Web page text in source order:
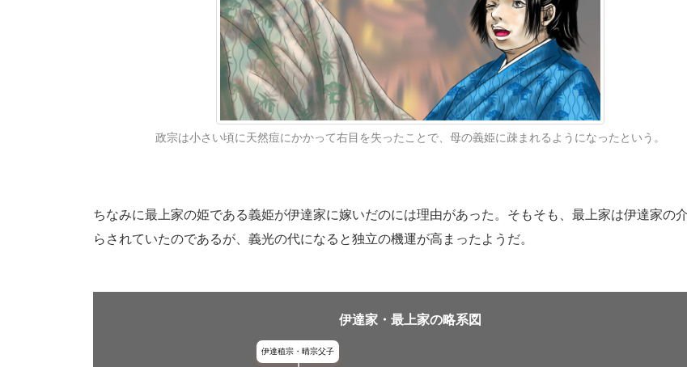
政宗は小さい頃に天然痘にかかって右目を失ったことで、母の義姫に疎まれるようになったという。
ちなみに最上家の姫である義姫が伊達家に嫁いだのには理由があった。そもそも、最上家は伊達家の
らされていたのであるが、義光の代になると独立の機運が高まったようだ。
伊達家・最上家の略系図
伊達稙宗・晴宗父子